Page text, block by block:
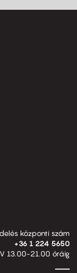
központi szám
+36 1 224 5650
13.00-21.00 óráig